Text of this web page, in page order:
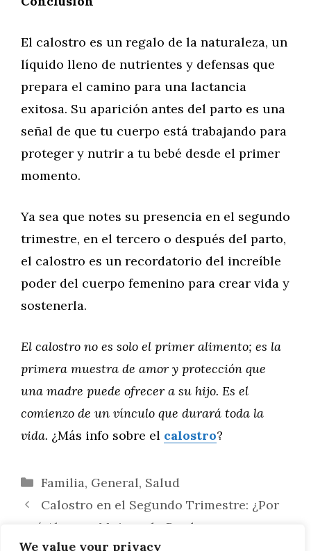
We value your privacy
El calostro es un regalo de la naturaleza, un
líquido lleno de nutrientes y defensas que
prepara el camino para una lactancia
exitosa. Su aparición antes del parto es una
señal de que tu cuerpo está trabajando para
proteger y nutrir a tu bebé desde el primer
momento.
Ya sea que notes su presencia en el segundo
trimestre, en el tercero o después del parto,
el calostro es un recordatorio del increíble
poder del cuerpo femenino para crear vida y
sostenerla.
El calostro no es solo el primer alimento; es la
primera muestra de amor y protección que
una madre puede ofrecer a su hijo. Es el
comienzo de un vínculo que durará toda la
vida. ¿Más info sobre el calostro?
Categorías
Familia, General, Salud
Calostro en el Segundo Trimestre: ¿Por
qué Algunas Mujeres lo Producen